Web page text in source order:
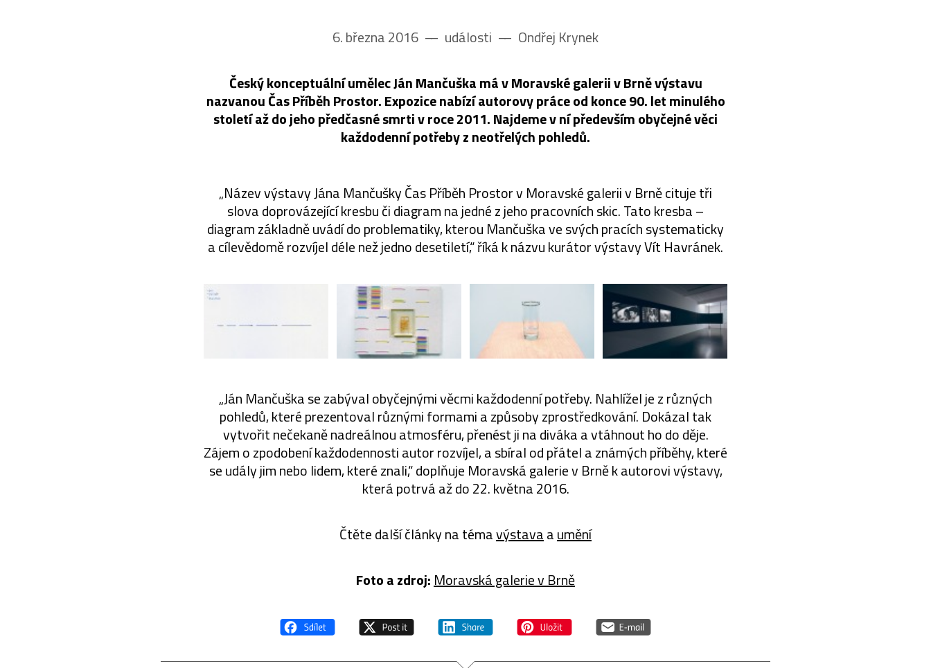
6. března 2016 –– události –– Ondřej Krynek
Český konceptuální umělec Ján Mančuška má v Moravské galerii v Brně výstavu
nazvanou Čas Příběh Prostor. Expozice nabízí autorovy práce od konce 90. let minulého
století až do jeho předčasné smrti v roce 2011. Najdeme v ní především obyčejné věci
každodenní potřeby z neotřelých pohledů.
„Název výstavy Jána Mančušky Čas Příběh Prostor v Moravské galerii v Brně cituje tři
slova doprovázející kresbu či diagram na jedné z jeho pracovních skic. Tato kresba –
diagram základně uvádí do problematiky, kterou Mančuška ve svých pracích systematicky
a cílevědomě rozvíjel déle než jedno desetiletí,“ říká k názvu kurátor výstavy Vít Havránek.
„Ján Mančuška se zabýval obyčejnými věcmi každodenní potřeby. Nahlížel je z různých
pohledů, které prezentoval různými formami a způsoby zprostředkování. Dokázal tak
vytvořit nečekaně nadreálnou atmosféru, přenést ji na diváka a vtáhnout ho do děje.
Zájem o zpodobení každodennosti autor rozvíjel, a sbíral od přátel a známých příběhy, které
se udály jim nebo lidem, které znali,“ doplňuje Moravská galerie v Brně k autorovi výstavy,
která potrvá až do 22. května 2016.
Čtěte další články na témavýstavaaumění
Foto a zdroj: Moravská galerie v Brně